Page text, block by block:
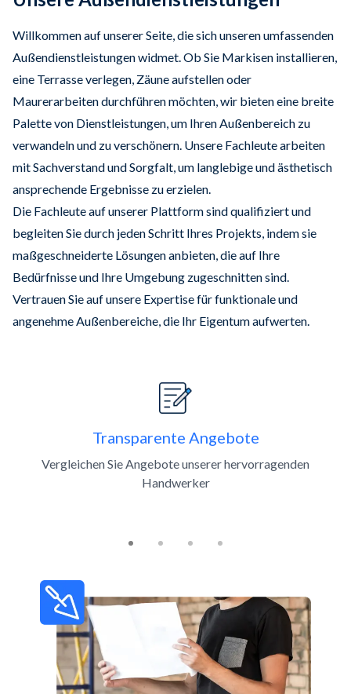
Willkommen auf unserer Seite, die sich unseren umfassenden
Außendienstleistungen widmet. Ob Sie Markisen installieren,
eine Terrasse verlegen, Zäune aufstellen oder
Maurerarbeiten durchführen möchten, wir bieten eine breite
Palette von Dienstleistungen, um Ihren Außenbereich zu
verwandeln und zu verschönern. Unsere Fachleute arbeiten
mit Sachverstand und Sorgfalt, um langlebige und ästhetisch
ansprechende Ergebnisse zu erzielen.
Die Fachleute auf unserer Plattform sind qualifiziert und
begleiten Sie durch jeden Schritt Ihres Projekts, indem sie
maßgeschneiderte Lösungen anbieten, die auf Ihre
Bedürfnisse und Ihre Umgebung zugeschnitten sind.
Vertrauen Sie auf unsere Expertise für funktionale und
angenehme Außenbereiche, die Ihr Eigentum aufwerten.
Transparente Angebote
Vergleichen Sie Angebote unserer hervorragenden
Handwerker